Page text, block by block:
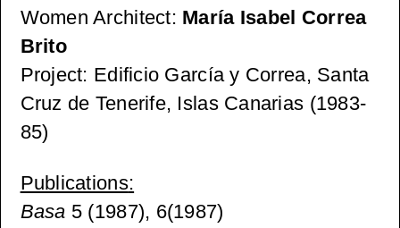
Women Architect: María Isabel Correa
Brito
Project: Edificio García y Correa, Santa
Cruz de Tenerife, Islas Canarias (1983-
85)
Publications:
Basa 5 (1987), 6(1987)